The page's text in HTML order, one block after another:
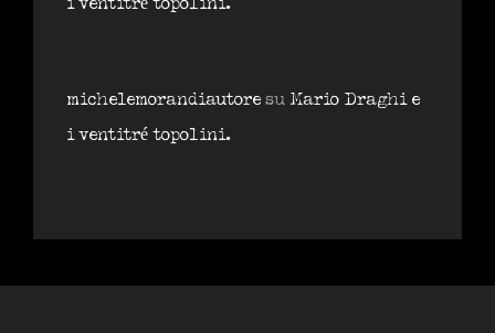
i ventitré topolini.
michelemorandiautore su Mario Draghi e
i ventitré topolini.